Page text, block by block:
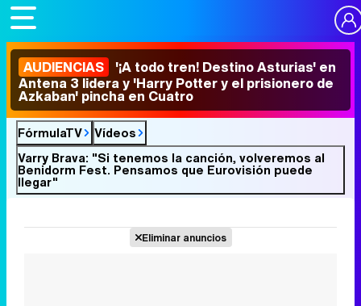
AUDIENCIAS '¡A todo tren! Destino Asturias' en
Antena 3 lidera y 'Harry Potter y el prisionero de
Azkaban' pincha en Cuatro
FórmulaTV
Vídeos
Varry Brava: "Si tenemos la canción, volveremos al
Benidorm Fest. Pensamos que Eurovisión puede
llegar"
Eliminar anuncios